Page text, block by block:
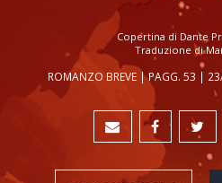
Copertina di Dante
Traduzione di
ROMANZO BREVE | PAGG. 53 |